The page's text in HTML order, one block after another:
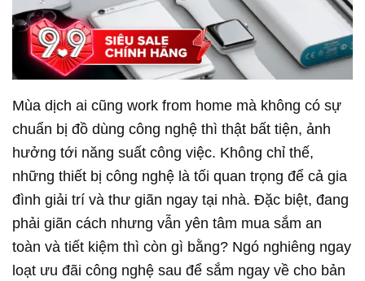
Mùa dịch ai cũng work from home mà không có sự
chuẩn bị đồ dùng công nghệ thì thật bất tiện, ảnh
hưởng tới năng suất công việc. Không chỉ thế,
những thiết bị công nghệ là tối quan trọng để cả gia
đình giải trí và thư giãn ngay tại nhà. Đặc biệt, đang
phải giãn cách nhưng vẫn yên tâm mua sắm an
toàn và tiết kiệm thì còn gì bằng? Ngó nghiêng ngay
loạt ưu đãi công nghệ sau để sắm ngay về cho bản